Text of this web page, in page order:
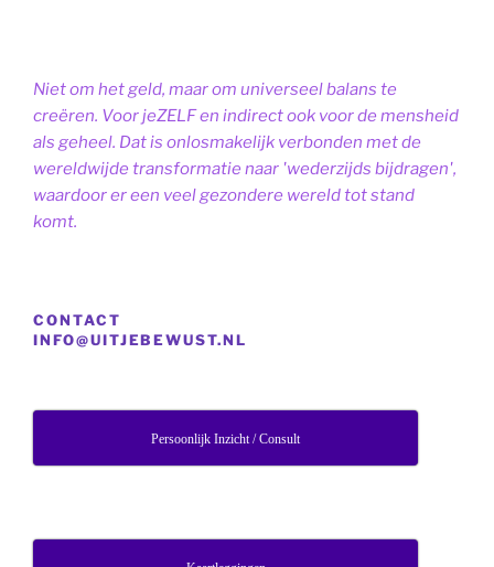
Niet om het geld, maar om universeel balans te
creëren. Voor jeZELF en indirect ook voor de mensheid
als geheel. Dat is onlosmakelijk verbonden met de
wereldwijde transformatie naar 'wederzijds bijdragen',
waardoor er een veel gezondere wereld tot stand
komt.
CONTACT
INFO@UITJEBEWUST.NL
Persoonlijk Inzicht / Consult